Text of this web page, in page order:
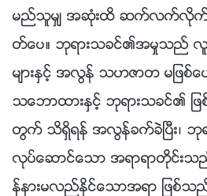
မည္သူမွ် အဆုံးထိ ဆက္လက္လိုက္
တ္ေပ။ ဘုရားသခင္၏အမႈသ
မ်ားႏွင့္ အလြန္ သဟဇာတ မျဖစ္
သေဘာထားႏွင့္ ဘုရားသခင္၏ ျ
တြက္ သိရွိရန္ အလြန္ခက္ခဲၿပီး၊ ဘု
လုပ္ေဆာင္ေသာ အရာရာတိုင္း
န္နားမလည္ႏိုင္ေသာအရာ ျဖစ္သ